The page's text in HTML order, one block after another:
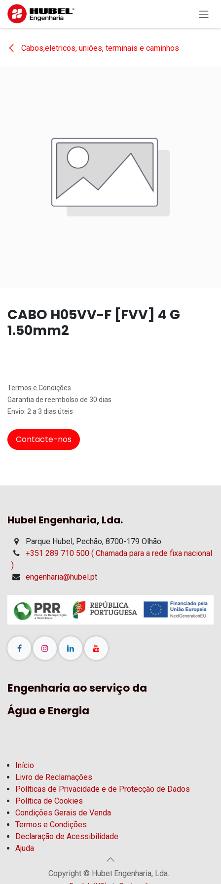
Pular para o conteúdo
Cabos,eletricos, uniões, terminais e caminhos
CABO H05VV-F [FVV] 4 G
1.50mm2
Termos e Condições
Garantia de reembolso de 30 dias
Envio: 2 a 3 dias úteis
Contacte-nos
Hubel Engenharia, Lda.
Parque Hubel, Pechão, 8700-179 Olhão
+351 289 710 500 ( Chamada para a rede fixa nacional
)
engenharia@hubel.pt
Engenharia ao serviço da
Água e Energia
Início
Livro de Reclamações
Políticas de Privacidade e de Protecção de Dados
Política de Cookies
Condições Gerais de Venda
Termos e Condições
Declaração de Acessibilidade
Ajuda
Copyright © Hubel Engenharia, Lda.